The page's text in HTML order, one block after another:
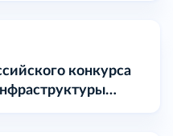
конкурса